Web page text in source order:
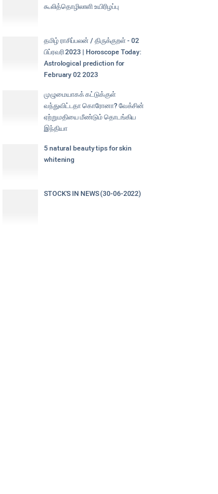
கூலித்தொழிலாளி உயிரிழப்பு
தமிழ் ராசிப்பலன் / திருக்குறள் - 02
பிப்ரவரி 2023 | Horoscope Today:
Astrological prediction for
February 02 2023
முழுமையாகக் கட்டுக்குள்
வந்துவிட்டதா கொரோனா? வேக்சின்
ஏற்றுமதியை மீண்டும் தொடங்கிய
இந்தியா
5 natural beauty tips for skin
whitening
STOCK'S IN NEWS (30-06-2022)